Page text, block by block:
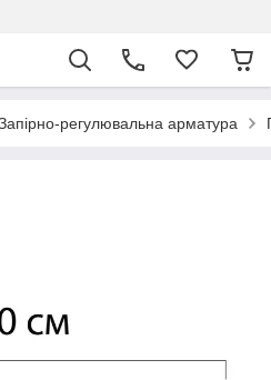
регулювальна арматура